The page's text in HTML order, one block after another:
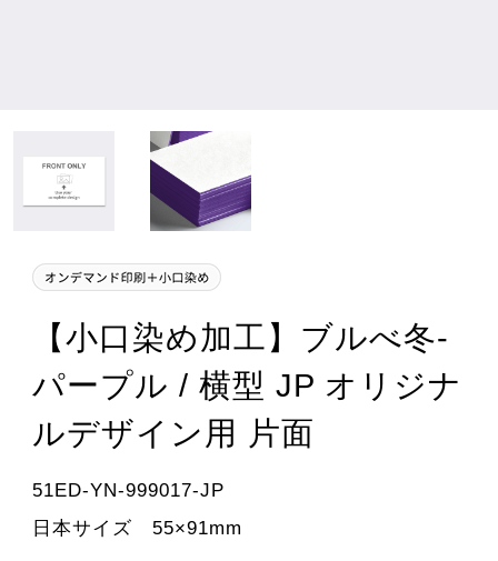
【小口染め加工】ブルべ冬-
パープル / 横型 JP オリジナ
ルデザイン用 片面
51ED-YN-999017-JP
日本サイズ 55×91mm